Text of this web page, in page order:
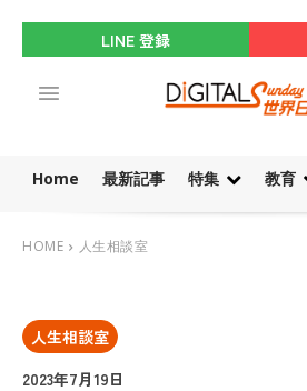
LINE 登録
Home 最新記事 特集 教育
HOME 人生相談室
人生相談室
2023年7月19日